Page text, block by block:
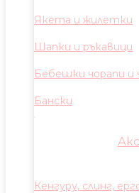
Якета и жилетки
Шапки и ръкавици
Бебешки чорапи и
Бански
Кенгуру, слинг,